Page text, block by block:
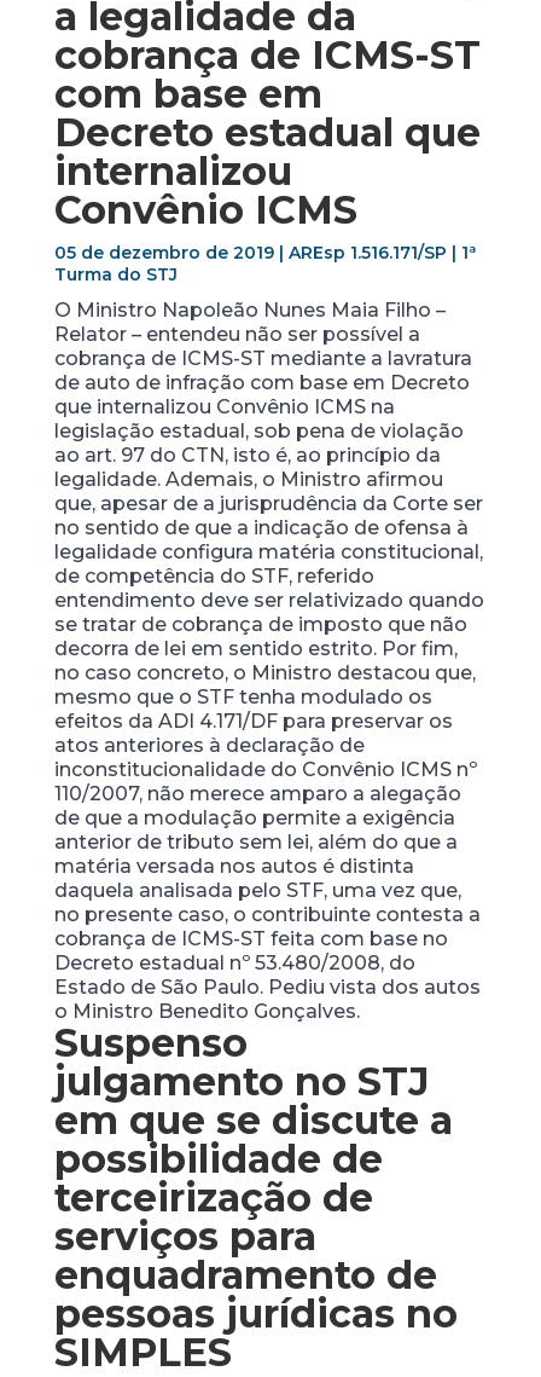
a legalidade da
cobrança de ICMS-ST
com base em
Decreto estadual que
internalizou
Convênio ICMS
05 de dezembro de 2019 | AREsp 1.516.171/SP | 1ª
Turma do STJ
O Ministro Napoleão Nunes Maia Filho –
Relator – entendeu não ser possível a
cobrança de ICMS-ST mediante a lavratura
de auto de infração com base em Decreto
que internalizou Convênio ICMS na
legislação estadual, sob pena de violação
ao art. 97 do CTN, isto é, ao princípio da
legalidade. Ademais, o Ministro afirmou
que, apesar de a jurisprudência da Corte ser
no sentido de que a indicação de ofensa à
legalidade configura matéria constitucional,
de competência do STF, referido
entendimento deve ser relativizado quando
se tratar de cobrança de imposto que não
decorra de lei em sentido estrito. Por fim,
no caso concreto, o Ministro destacou que,
mesmo que o STF tenha modulado os
efeitos da ADI 4.171/DF para preservar os
atos anteriores à declaração de
inconstitucionalidade do Convênio ICMS nº
110/2007, não merece amparo a alegação
de que a modulação permite a exigência
anterior de tributo sem lei, além do que a
matéria versada nos autos é distinta
daquela analisada pelo STF, uma vez que,
no presente caso, o contribuinte contesta a
cobrança de ICMS-ST feita com base no
Decreto estadual nº 53.480/2008, do
Estado de São Paulo. Pediu vista dos autos
o Ministro Benedito Gonçalves.
Suspenso
julgamento no STJ
em que se discute a
possibilidade de
terceirização de
serviços para
enquadramento de
pessoas jurídicas no
SIMPLES